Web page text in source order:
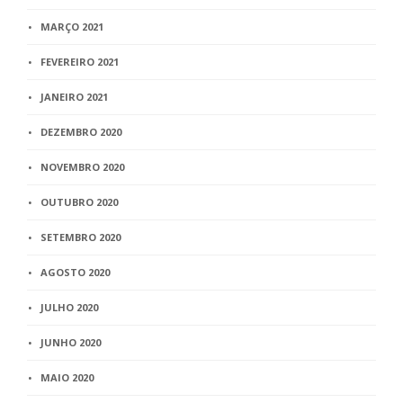
MARÇO 2021
FEVEREIRO 2021
JANEIRO 2021
DEZEMBRO 2020
NOVEMBRO 2020
OUTUBRO 2020
SETEMBRO 2020
AGOSTO 2020
JULHO 2020
JUNHO 2020
MAIO 2020